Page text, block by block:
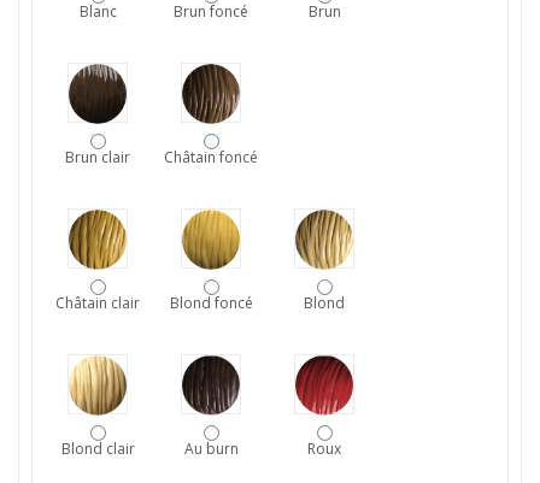
Blanc Brun foncé Brun
Brun clair Châtain foncé
Châtain clair Blond foncé Blond
Blond clair Au burn Roux